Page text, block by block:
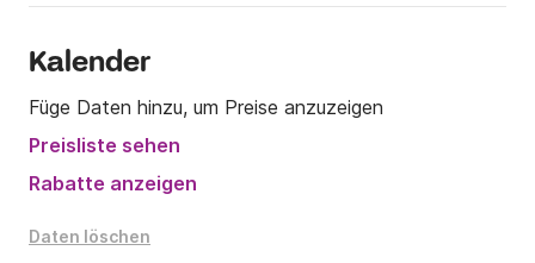
Kalender
Füge Daten hinzu, um Preise anzuzeigen
Preisliste sehen
Rabatte anzeigen
Daten löschen